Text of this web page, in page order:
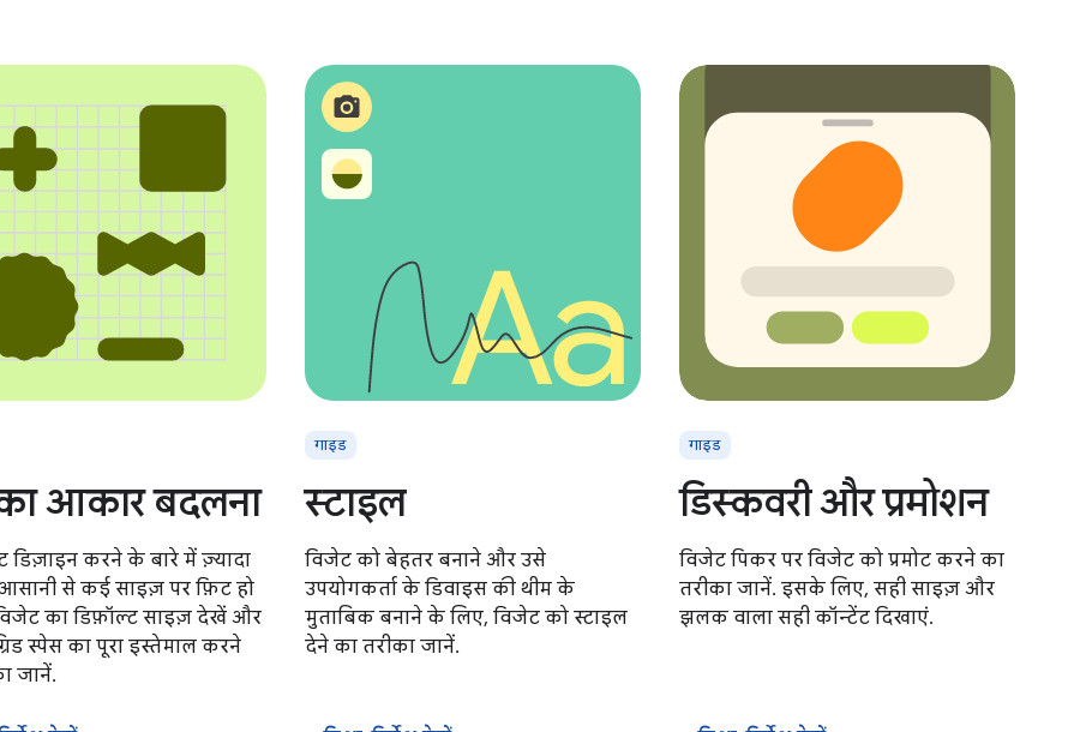
आकार बदलना
डिज़ाइन करने के बारे में ज़्यादा
से कई साइज़ पर फ़िट हो
का डिफ़ॉल्ट साइज़ देखें और
स्पेस का पूरा इस्तेमाल करने
जानें.
गाइड
स्टाइल
विजेट को बेहतर बनाने और उसे
उपयोगकर्ता के डिवाइस की थीम के
मुताबिक बनाने के लिए, विजेट को स्टाइल
देने का तरीका जानें.
गाइड
डिस्कवरी और प्रमोशन
विजेट पिकर पर विजेट को प्रमोट करने का
तरीका जानें. इसके लिए, सही साइज़ और
झलक वाला सही कॉन्टेंट दिखाएं.